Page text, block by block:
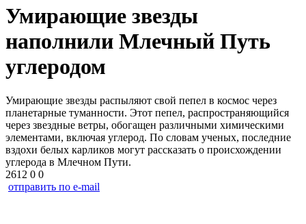
Умирающие звезды
наполнили Млечный Путь
углеродом
Умирающие звезды распыляют свой пепел в космос через
планетарные туманности. Этот пепел, распространяющийся
через звездные ветры, обогащен различными химическими
элементами, включая углерод. По словам ученых, последние
вздохи белых карликов могут рассказать о происхождении
углерода в Млечном Пути.
2612 0 0
отправить по e-mail